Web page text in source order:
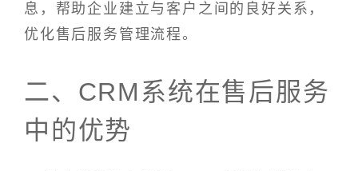
息，帮助企业建立与客户之间的良好关系，
优化售后服务管理流程。
二、CRM系统在售后服务
中的优势